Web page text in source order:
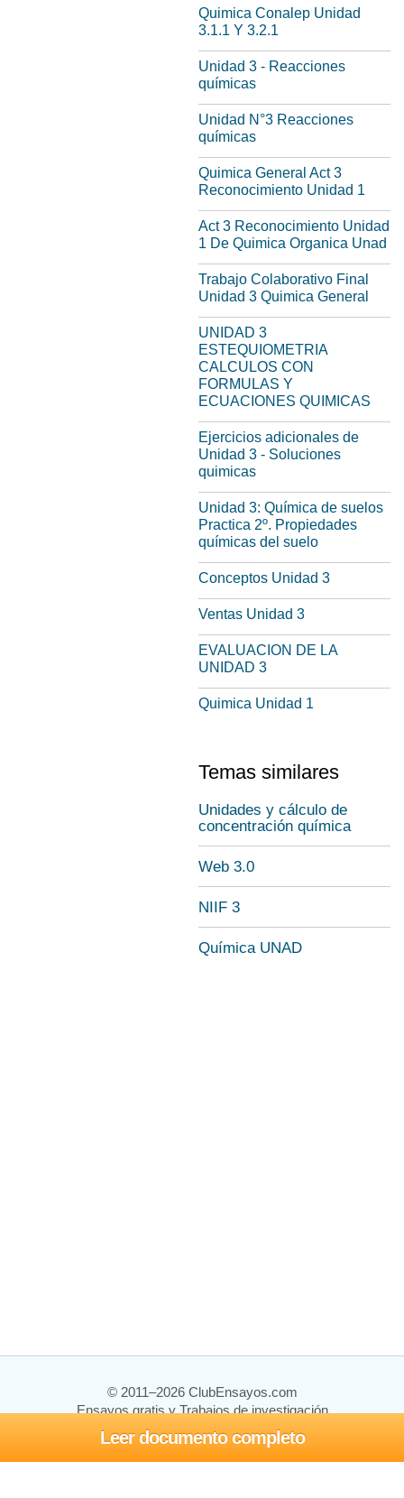
Leer documento completo
Quimica Conalep Unidad
3.1.1 Y 3.2.1
Unidad 3 - Reacciones
químicas
Unidad N°3 Reacciones
químicas
Quimica General Act 3
Reconocimiento Unidad 1
Act 3 Reconocimiento Unidad
1 De Quimica Organica Unad
Trabajo Colaborativo Final
Unidad 3 Quimica General
UNIDAD 3
ESTEQUIOMETRIA
CALCULOS CON
FORMULAS Y
ECUACIONES QUIMICAS
Ejercicios adicionales de
Unidad 3 - Soluciones
quimicas
Unidad 3: Química de suelos
Practica 2º. Propiedades
químicas del suelo
Conceptos Unidad 3
Ventas Unidad 3
EVALUACION DE LA
UNIDAD 3
Quimica Unidad 1
Temas similares
Unidades y cálculo de
concentración química
Web 3.0
NIIF 3
Química UNAD
© 2011–2026 ClubEnsayos.com
Ensayos gratis y Trabajos de investigación